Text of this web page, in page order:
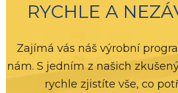
RYCHLE A
Zajímá vás náš výrobní
nám. S jedním z našich
rychle zjistíte vše, co